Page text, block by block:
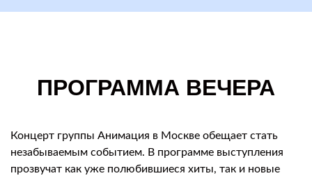
ПРОГРАММА ВЕЧЕРА
Концерт группы Анимация в Москве обещает стать
незабываемым событием. В программе выступления
прозвучат как уже полюбившиеся хиты, так и новые